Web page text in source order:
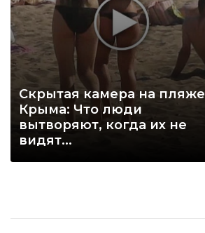
Скрытая камера на пляже
Крыма: Что люди
вытворяют, когда их не
видят...